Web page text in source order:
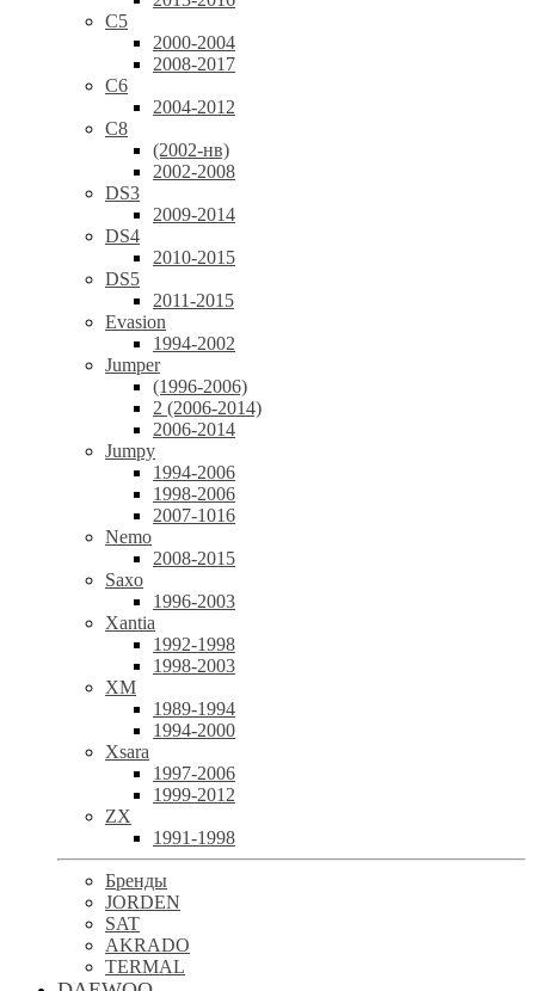
C5
2000-2004
2008-2017
C6
2004-2012
C8
(2002-нв)
2002-2008
DS3
2009-2014
DS4
2010-2015
DS5
2011-2015
Evasion
1994-2002
Jumper
(1996-2006)
2 (2006-2014)
2006-2014
Jumpy
1994-2006
1998-2006
2007-1016
Nemo
2008-2015
Saxo
1996-2003
Xantia
1992-1998
1998-2003
XM
1989-1994
1994-2000
Xsara
1997-2006
1999-2012
ZX
1991-1998
Бренды
JORDEN
SAT
AKRADO
TERMAL